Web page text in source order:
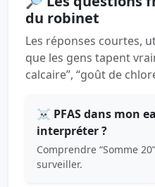
du robinet
Les réponses courtes,
que les gens tapent
calcaire”, “goût de
☠️ PFAS dans mon
interpréter ?
Comprendre “Somme
surveiller.